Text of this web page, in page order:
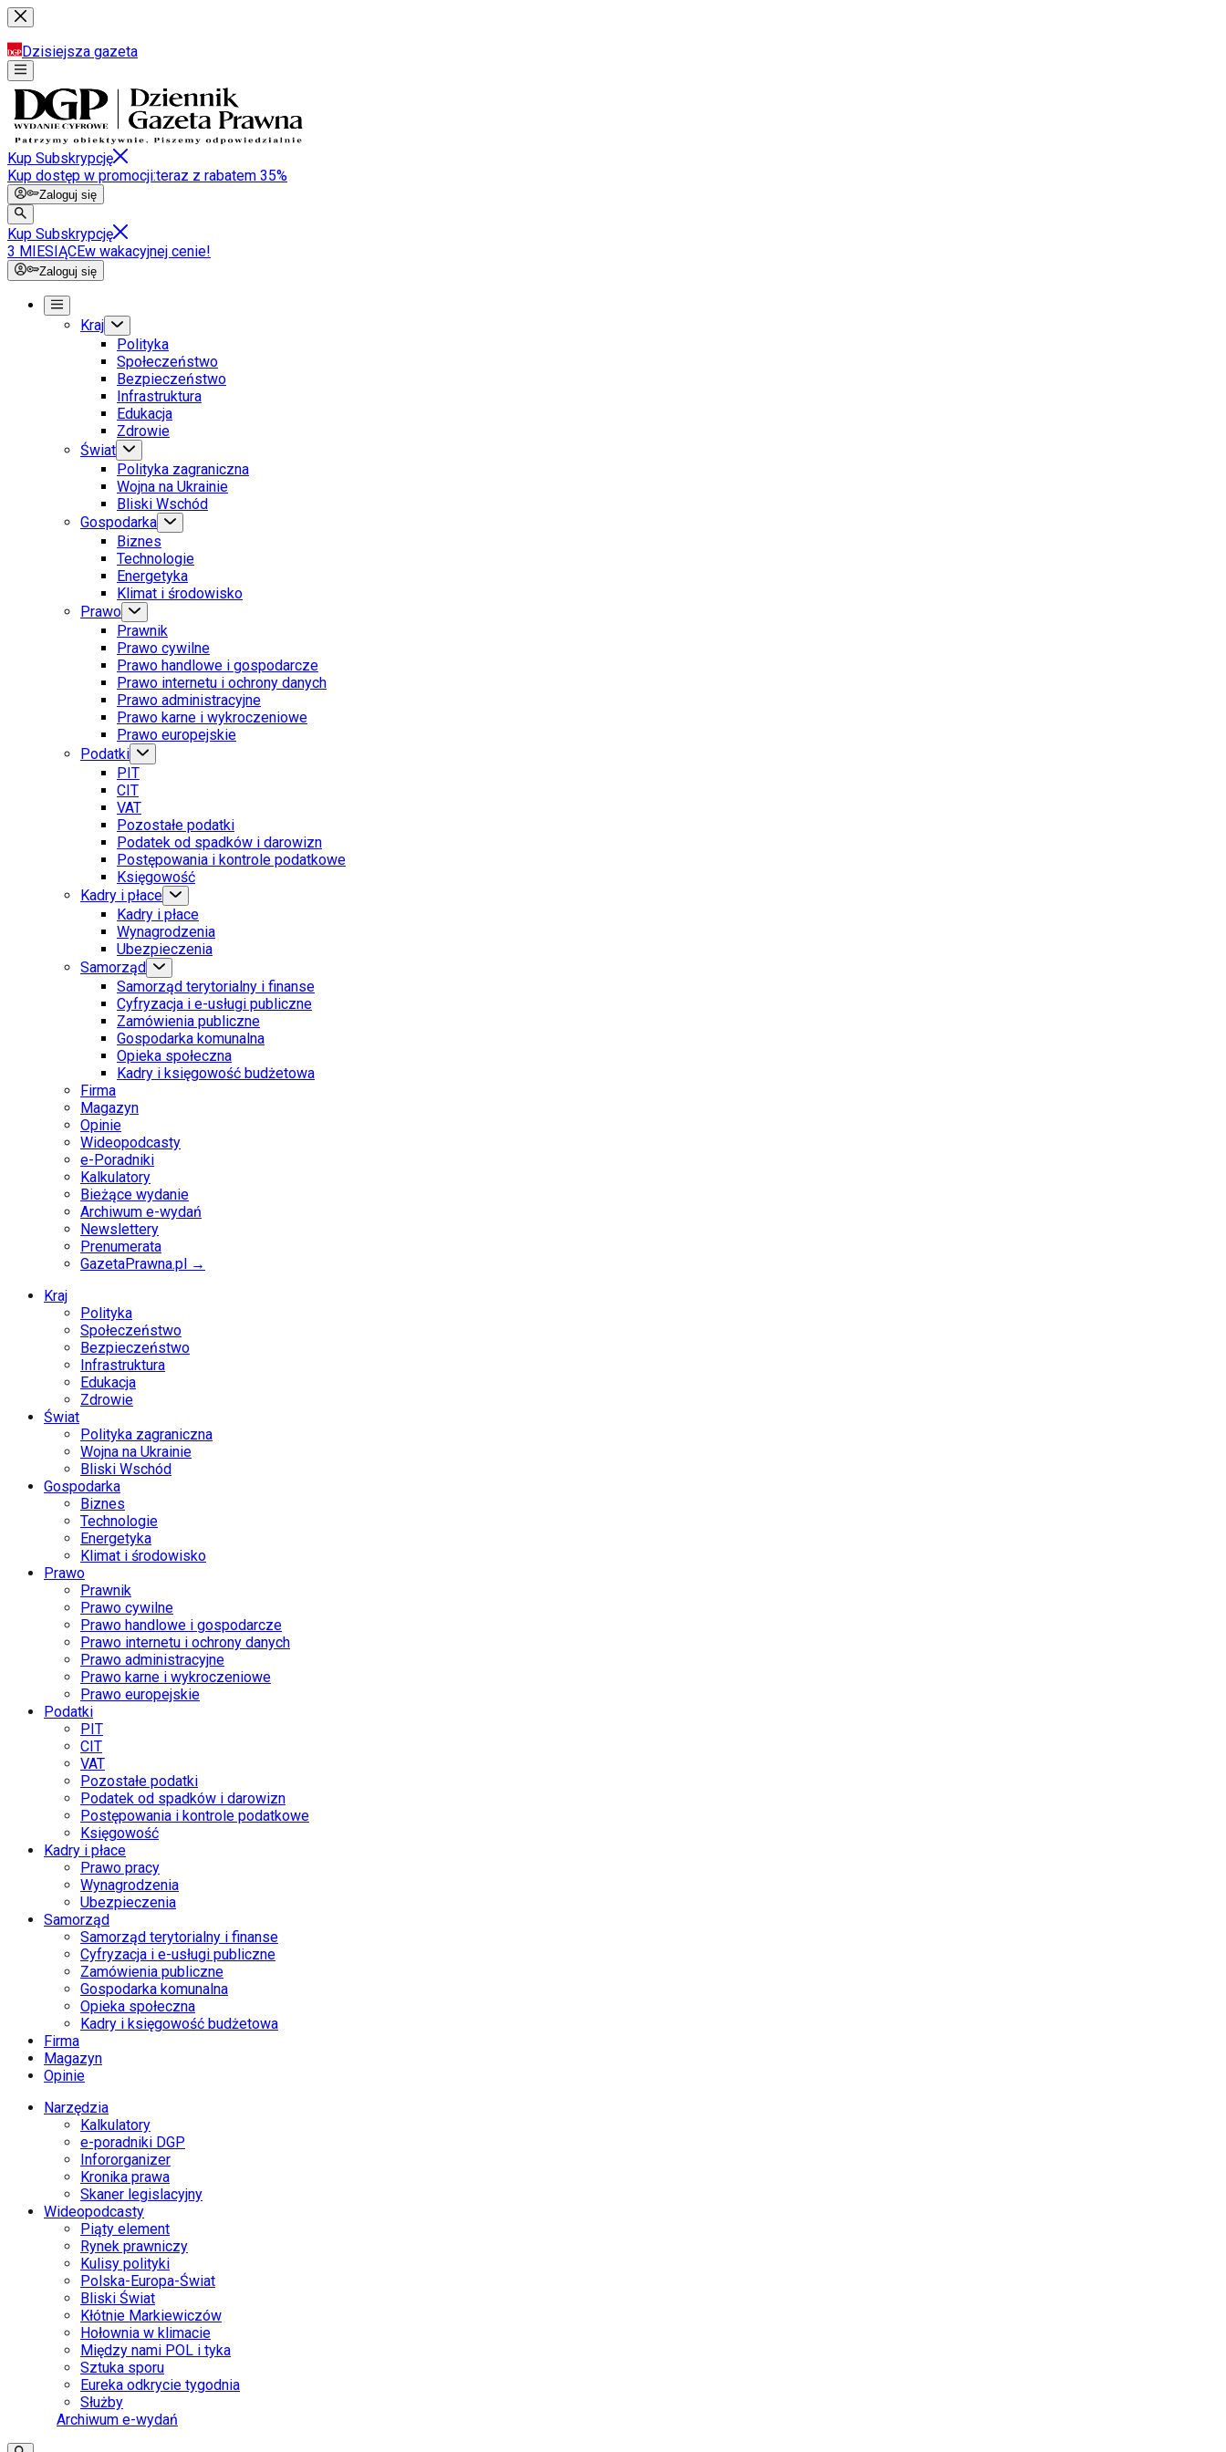
Dzisiejsza gazeta
Kup Subskrypcję
Kup dostęp w promocji:teraz z rabatem 35%
Zaloguj się
Kup Subskrypcję
3 MIESIĄCEw wakacyjnej cenie!
Zaloguj się
Kraj
Polityka
Społeczeństwo
Bezpieczeństwo
Infrastruktura
Edukacja
Zdrowie
Świat
Polityka zagraniczna
Wojna na Ukrainie
Bliski Wschód
Gospodarka
Biznes
Technologie
Energetyka
Klimat i środowisko
Prawo
Prawnik
Prawo cywilne
Prawo handlowe i gospodarcze
Prawo internetu i ochrony danych
Prawo administracyjne
Prawo karne i wykroczeniowe
Prawo europejskie
Podatki
PIT
CIT
VAT
Pozostałe podatki
Podatek od spadków i darowizn
Postępowania i kontrole podatkowe
Księgowość
Kadry i płace
Kadry i płace
Wynagrodzenia
Ubezpieczenia
Samorząd
Samorząd terytorialny i finanse
Cyfryzacja i e-usługi publiczne
Zamówienia publiczne
Gospodarka komunalna
Opieka społeczna
Kadry i księgowość budżetowa
Firma
Magazyn
Opinie
Wideopodcasty
e-Poradniki
Kalkulatory
Bieżące wydanie
Archiwum e-wydań
Newslettery
Prenumerata
GazetaPrawna.pl →
Kraj
Polityka
Społeczeństwo
Bezpieczeństwo
Infrastruktura
Edukacja
Zdrowie
Świat
Polityka zagraniczna
Wojna na Ukrainie
Bliski Wschód
Gospodarka
Biznes
Technologie
Energetyka
Klimat i środowisko
Prawo
Prawnik
Prawo cywilne
Prawo handlowe i gospodarcze
Prawo internetu i ochrony danych
Prawo administracyjne
Prawo karne i wykroczeniowe
Prawo europejskie
Podatki
PIT
CIT
VAT
Pozostałe podatki
Podatek od spadków i darowizn
Postępowania i kontrole podatkowe
Księgowość
Kadry i płace
Prawo pracy
Wynagrodzenia
Ubezpieczenia
Samorząd
Samorząd terytorialny i finanse
Cyfryzacja i e-usługi publiczne
Zamówienia publiczne
Gospodarka komunalna
Opieka społeczna
Kadry i księgowość budżetowa
Firma
Magazyn
Opinie
Narzędzia
Kalkulatory
e-poradniki DGP
Infororganizer
Kronika prawa
Skaner legislacyjny
Wideopodcasty
Piąty element
Rynek prawniczy
Kulisy polityki
Polska-Europa-Świat
Bliski Świat
Kłótnie Markiewiczów
Hołownia w klimacie
Między nami POL i tyka
Sztuka sporu
Eureka odkrycie tygodnia
Służby
Archiwum e-wydań